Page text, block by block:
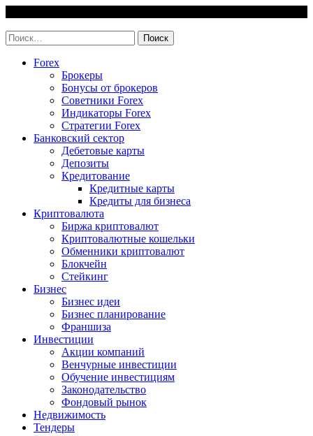
content
Найти:
Forex
Брокеры
Бонусы от брокеров
Советники Forex
Индикаторы Forex
Стратегии Forex
Банковский сектор
Дебетовые карты
Депозиты
Кредитование
Кредитные карты
Кредиты для бизнеса
Криптовалюта
Биржа криптовалют
Криптовалютные кошельки
Обменники криптовалют
Блокчейн
Стейкинг
Бизнес
Бизнес идеи
Бизнес планирование
Франшиза
Инвестиции
Акции компаний
Венчурные инвестиции
Обучение инвестициям
Законодательство
Фондовый рынок
Недвижимость
Тендеры